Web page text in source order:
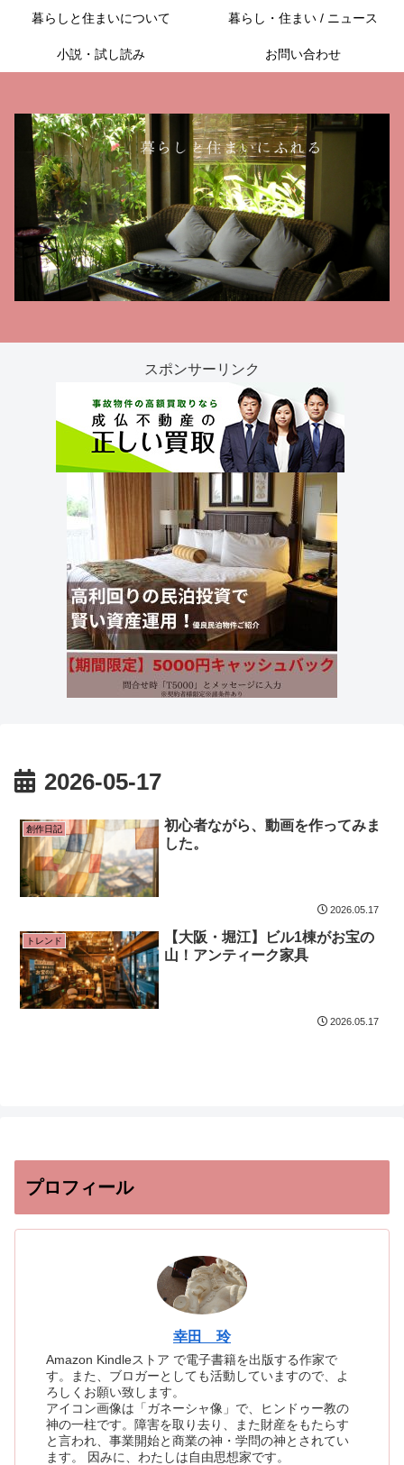
暮らしと住まいについて 暮らし・住まい / ニュース
小説・試し読み お問い合わせ
スポンサーリンク
2026-05-17
創作日記
初心者ながら、動画を作ってみま
した。
2026.05.17
トレンド
【大阪・堀江】ビル1棟がお宝の
山！アンティーク家具
2026.05.17
プロフィール
幸田 玲
Amazon Kindleストア で電子書籍を出版する作家で
す。また、ブロガーとしても活動していますので、よ
ろしくお願い致します。
アイコン画像は「ガネーシャ像」で、ヒンドゥー教の
神の一柱です。障害を取り去り、また財産をもたらす
と言われ、事業開始と商業の神・学問の神とされてい
ます。 因みに、わたしは自由思想家です。